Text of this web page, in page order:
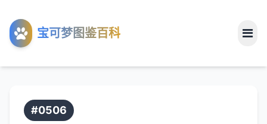
宝可梦图鉴百科
工具
关于
#0506